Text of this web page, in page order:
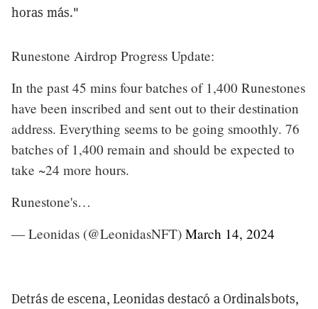
horas más."
Runestone Airdrop Progress Update:
In the past 45 mins four batches of 1,400 Runestones
have been inscribed and sent out to their destination
address. Everything seems to be going smoothly. 76
batches of 1,400 remain and should be expected to
take ~24 more hours.
Runestone's…
— Leonidas (@LeonidasNFT) March 14, 2024
Detrás de escena, Leonidas destacó a Ordinalsbots,